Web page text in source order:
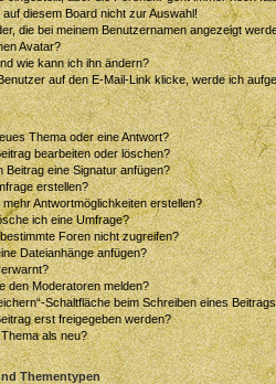
diesem Board nicht zur Auswahl!
die bei meinem Benutzernamen angezeigt
Avatar?
wie kann ich ihn ändern?
auf den E-Mail-Link klicke, werde ich
Thema oder eine Antwort?
bearbeiten oder löschen?
Beitrag eine Signatur anfügen?
erstellen?
Antwortmöglichkeiten erstellen?
ich eine Umfrage?
Foren nicht zugreifen?
Dateianhänge anfügen?
den Moderatoren melden?
Schaltfläche beim Schreiben eines
erst freigegeben werden?
als neu?
Thementypen